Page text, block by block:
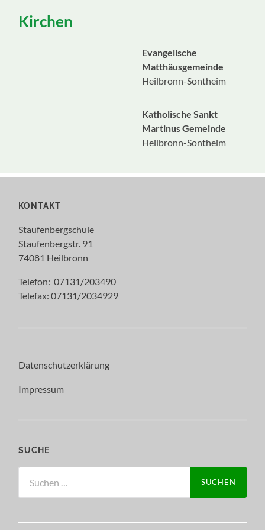
Kirchen
Evangelische
Matthäusgemeinde
Heilbronn-Sontheim
Katholische Sankt
Martinus Gemeinde
Heilbronn-Sontheim
KONTAKT
Staufenbergschule
Staufenbergstr. 91
74081 Heilbronn
Telefon: 07131/203490
Telefax: 07131/2034929
Datenschutzerklärung
Impressum
SUCHE
nach: